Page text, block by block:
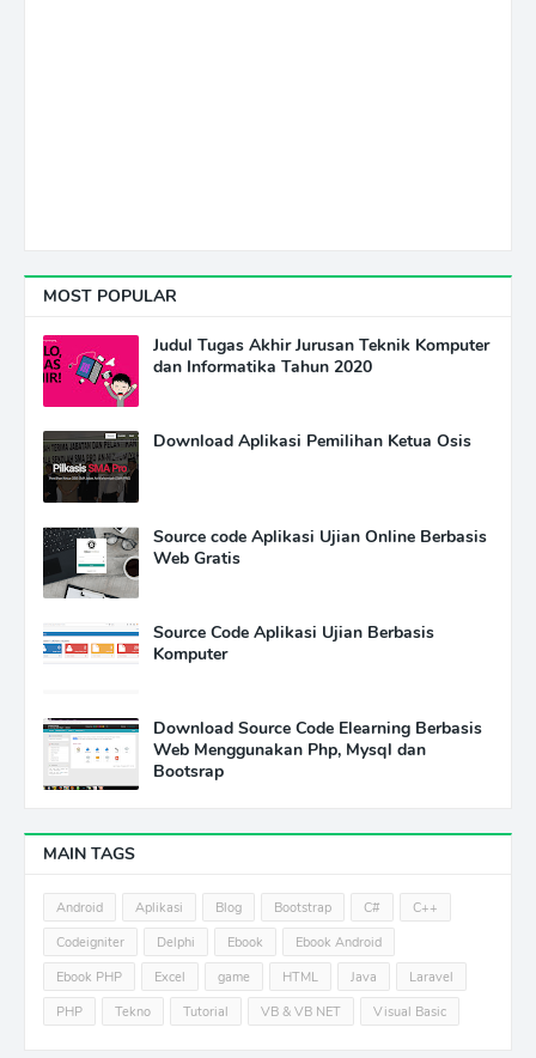
MOST POPULAR
Judul Tugas Akhir Jurusan Teknik Komputer
dan Informatika Tahun 2020
Download Aplikasi Pemilihan Ketua Osis
Source code Aplikasi Ujian Online Berbasis
Web Gratis
Source Code Aplikasi Ujian Berbasis
Komputer
Download Source Code Elearning Berbasis
Web Menggunakan Php, Mysql dan
Bootsrap
MAIN TAGS
Android Aplikasi Blog Bootstrap C#
C++
Codeigniter
Delphi Ebook
Ebook Android
Ebook PHP
Excel game HTML Java
Laravel
PHP
Tekno Tutorial VB & VB NET Visual Basic